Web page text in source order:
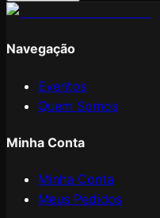
Navegação
Eventos
Quem Somos
Minha Conta
Minha Conta
Meus Pedidos